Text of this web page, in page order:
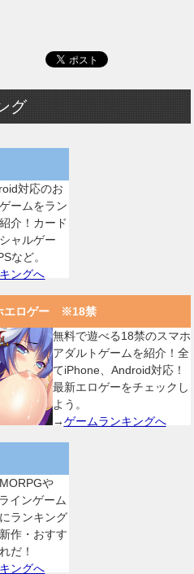
グ
対応のお
ームをラン
介！カード
ャルゲー
など。
ングへ
エロゲー ※18禁
無料で遊べる18禁のスマホ
アダルトゲームを紹介！全
てiPhone、Android対応！
最新エロゲーをチェックし
よう。
→ゲームランキングへ
や
インゲーム
ランキング
作・おすす
だ！
ングへ